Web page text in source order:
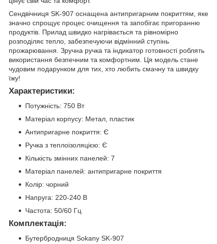
Сендвічниця SK-907 оснащена антипригарним покриттям, яке
значно спрощує процес очищення та запобігає пригоранню
продуктів. Прилад швидко нагрівається та рівномірно
розподіляє тепло, забезпечуючи відмінний ступінь
прожарювання. Зручна ручка та індикатор готовності роблять
використання безпечним та комфортним. Ця модель стане
чудовим подарунком для тих, хто любить смачну та швидку
їжу!
Характеристики:
Потужність: 750 Вт
Матеріал корпусу: Метал, пластик
Антипригарне покриття: Є
Ручка з теплоізоляцією: Є
Кількість змінних панелей: 7
Матеріал панелей: антипригарне покриття
Колір: чорний
Напруга: 220-240 В
Частота: 50/60 Гц
Комплектація:
Бутербродниця Sokany SK-907